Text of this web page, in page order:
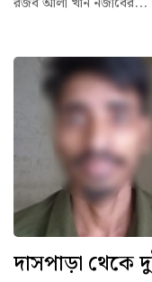
দাসপাড়া থেকে